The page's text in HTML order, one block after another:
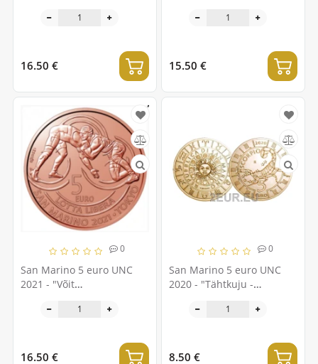
16.50 € 15.50 €
0
San Marino 5 euro UNC
2021 - "Võit
16.50 €
0
San Marino 5 euro UNC
2020 - "Tähtkuju -
8.50 €